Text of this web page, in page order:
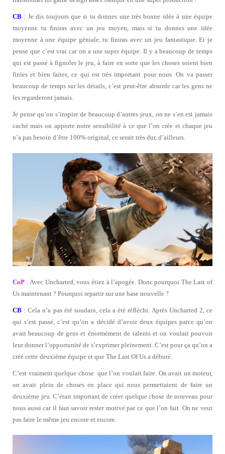
CB : Je dis toujours que si tu donnes une très bonne idée à une équipe
moyenne tu finiras avec un jeu moyen, mais si tu donnes une idée
moyenne à une équipe géniale, tu finiras avec un jeu fantastique. Et je
pense que c’est vrai car on a une super équipe. Il y a beaucoup de temps
qui est passé à fignoler le jeu, à faire en sorte que les choses soient bien
finies et bien faites, ce qui est très important pour nous. On va passer
beaucoup de temps sur les détails, c’est peut-être absurde car les gens ne
les regarderont jamais.
Je pense qu’on s’inspire de beaucoup d’autres jeux, on ne s’en est jamais
caché mais on apporte notre sensibilité à ce que l’on crée et chaque jeu
n’a pas besoin d’être 100% original, ce serait très dur, d’ailleurs.
CoP : Avec Uncharted, vous étiez à l’apogée. Donc pourquoi The Last of
Us maintenant ? Pourquoi repartir sur une base nouvelle ?
CB : Cela n’a pas été soudain, cela a été réfléchi. Après Uncharted 2, ce
qui s’est passé, c’est qu’on a décidé d’avoir deux équipes parce qu’on
avait beaucoup de gens et énormément de talents et on voulait pouvoir
leur donner l’opportunité de s’exprimer pleinement. C’est pour ça qu’on a
créé cette deuxième équipe et que The Last Of Us a débuté.
C’est vraiment quelque chose que l’on voulait faire. On avait un moteur,
on avait plein de choses en place qui nous permettaient de faire un
deuxième jeu. C’était important de créer quelque chose de nouveau pour
nous aussi car il faut savoir rester motivé par ce que l’on fait. On ne veut
pas faire le même jeu encore et encore.